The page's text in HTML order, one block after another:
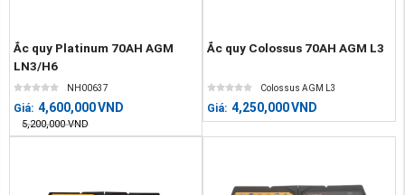
Ắc quy Platinum 70AH AGM
LN3/H6
NH00637
Giá: 4,600,000VND
5,200,000 VND
Ắc quy Colossus 70AH AGM L3
Colossus AGM L3
Giá: 4,250,000VND